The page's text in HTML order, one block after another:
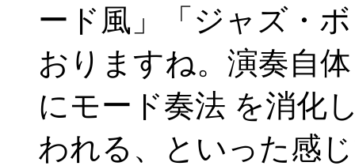
ード風」「ジャズ・
おりますね。演奏自
にモード奏法 を消化
われる、といった感